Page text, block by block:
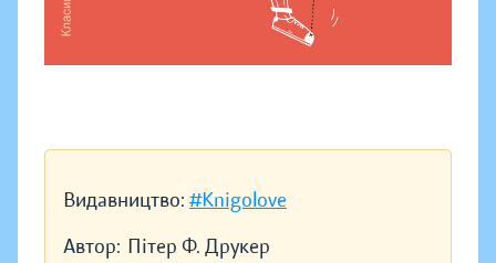
Видавництво: #Knigolove
Автор: Пітер Ф. Друкер